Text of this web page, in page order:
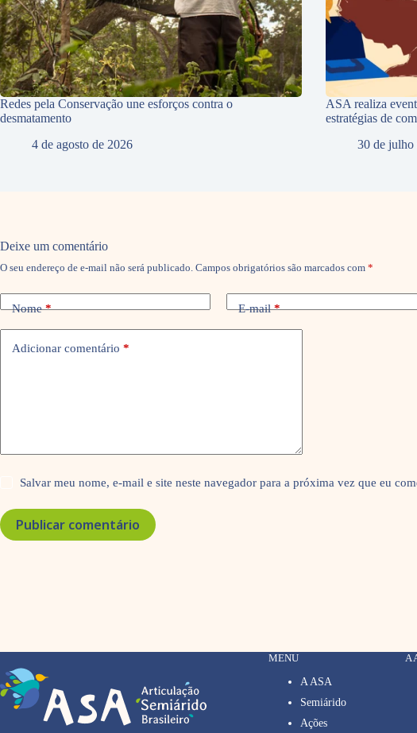
Redes pela Conservação une esforços contra o
desmatamento
4 de agosto de 2026
ASA realiza
estratégias de
30 de julho
Deixe um comentário
O seu endereço de e-mail não será publicado. Campos obrigatórios são marcados com *
Nome* E-mail*
Adicionar comentário *
Salvar meu nome, e-mail e site neste navegador para a próxima vez que eu
Publicar comentário
MENU
A ASA
Semiárido
Ações
A